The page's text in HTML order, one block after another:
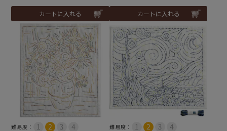
カートに入れる カートに入れる
難易度： 難易度：